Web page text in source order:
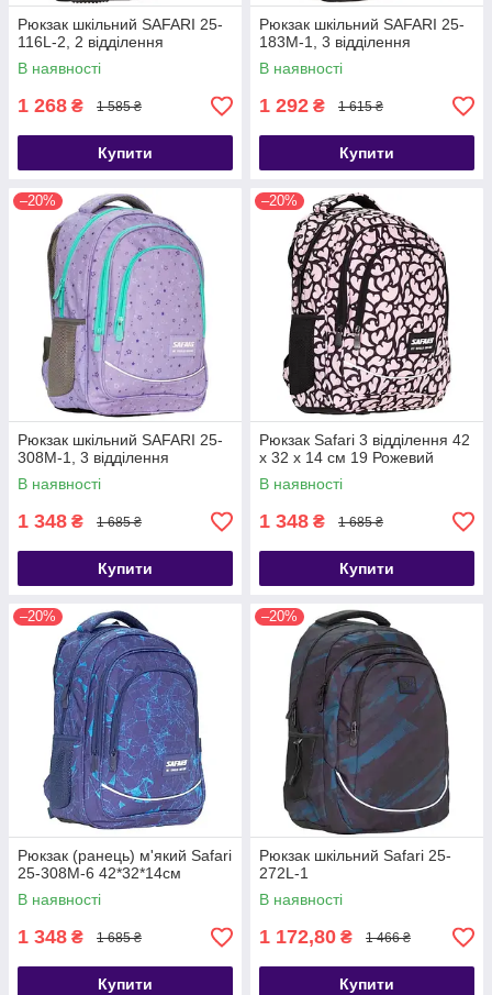
Рюкзак шкільний SAFARI 25-
116L-2, 2 відділення
В наявності
1 268 ₴ 1 585 ₴
Купити
Рюкзак шкільний SAFARI 25-
183M-1, 3 відділення
В наявності
1 292 ₴ 1 615 ₴
Купити
–20%
Рюкзак шкільний SAFARI 25-
308M-1, 3 відділення
В наявності
1 348 ₴ 1 685 ₴
Купити
–20%
Рюкзак Safari 3 відділення 42
x 32 x 14 см 19 Рожевий
В наявності
1 348 ₴ 1 685 ₴
Купити
–20%
Рюкзак (ранець) м'який Safari
25-308M-6 42*32*14см
В наявності
1 348 ₴ 1 685 ₴
Купити
–20%
Рюкзак шкільний Safari 25-
272L-1
В наявності
1 172,80 ₴ 1 466 ₴
Купити